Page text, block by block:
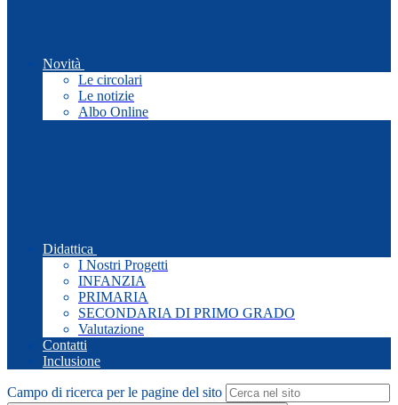
Novità
Le circolari
Le notizie
Albo Online
Didattica
I Nostri Progetti
INFANZIA
PRIMARIA
SECONDARIA DI PRIMO GRADO
Valutazione
Contatti
Inclusione
Campo di ricerca per le pagine del sito